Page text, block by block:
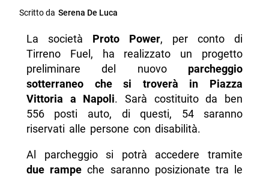
Scritto da Serena De Luca
La società Proto Power, per conto di
Tirreno Fuel, ha realizzato un progetto
preliminare del nuovo parcheggio
sotterraneo che si troverà in Piazza
Vittoria a Napoli. Sarà costituito da ben
556 posti auto, di questi, 54 saranno
riservati alle persone con disabilità.
Al parcheggio si potrà accedere tramite
due rampe che saranno posizionate tra le